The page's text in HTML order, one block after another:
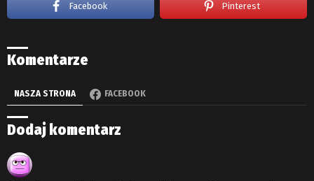
Facebook Pinterest
Komentarze
NASZA STRONA FACEBOOK
Dodaj komentarz